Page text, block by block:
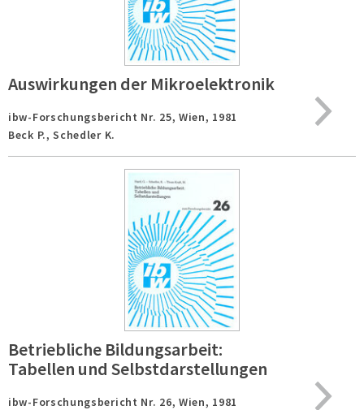
Auswirkungen der Mikroelektronik
ibw-Forschungsbericht Nr. 25, Wien, 1981
Beck P., Schedler K.
Betriebliche Bildungsarbeit:
Tabellen und Selbstdarstellungen
ibw-Forschungsbericht Nr. 26, Wien, 1981